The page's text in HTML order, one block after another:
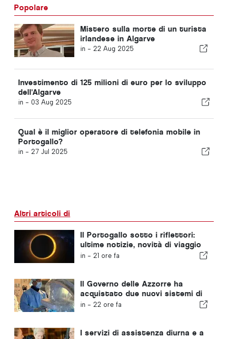
Popolare
Mistero sulla morte di un turista
irlandese in Algarve
in - 22 Aug 2025
Investimento di 125 milioni di euro per lo sviluppo
dell'Algarve
in - 03 Aug 2025
Qual è il miglior operatore di telefonia mobile in
Portogallo?
in - 27 Jul 2025
Altri articoli di
Il Portogallo sotto i riflettori:
ultime notizie, novità di viaggio
e le notizie più importanti che
in - 21 ore fa
Il Governo delle Azzorre ha
acquistato due nuovi sistemi di
chirurgia robotica
in - 22 ore fa
I servizi di assistenza diurna e a